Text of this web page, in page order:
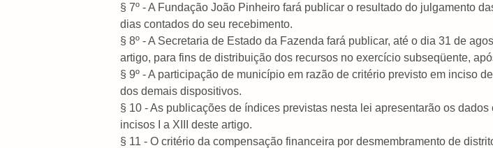
§ 7º - A Fundação João Pinheiro fará publicar o resultado do julgamento
dias contados do seu recebimento.
§ 8º - A Secretaria de Estado da Fazenda fará publicar, até o dia 31 de
artigo, para fins de distribuição dos recursos no exercício subseqüente,
§ 9º - A participação de município em razão de critério previsto em inciso
dos demais dispositivos.
§ 10 - As publicações de índices previstas nesta lei apresentarão os
incisos I a XIII deste artigo.
§ 11 - O critério da compensação financeira por desmembramento de